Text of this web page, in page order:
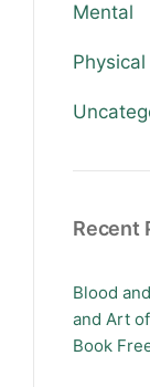
Mental
Physical
Recent
Blood
and Art
Book